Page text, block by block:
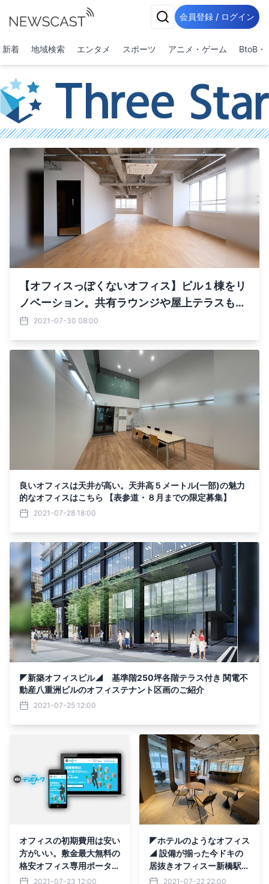
会員登録 / ログイン
新着 地域検索 エンタメ スポーツ アニメ・ゲーム BtoB・
【オフィスっぽくないオフィス】ビル１棟をリ
ノベーション。共有ラウンジや屋上テラスも使
えるオフィス区画を掲載中
2021-07-30 08:00
良いオフィスは天井が高い。天井高５メートル(一部)の魅力
的なオフィスはこちら 【表参道・８月までの限定募集】
2021-07-28 18:00
◤新築オフィスビル◢ 基準階250坪各階テラス付き 関電不
動産八重洲ビルのオフィステナント区画のご紹介
2021-07-25 12:00
オフィスの初期費用は安い
方がいい。敷金最大無料の
格安オフィス専用ポータル
サイト「デポトク」
2021-07-23 12:00
◤ホテルのようなオフィス
◢ 設備が揃った今ドキの
居抜きオフィスー新橋駅、
25-30名2021-07-22 22:00